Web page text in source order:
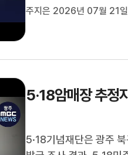
다"고 밝혔습니다.5·18
주지은 2026년 07월 21일
5·18암매장 추정
5·18기념재단은 광주